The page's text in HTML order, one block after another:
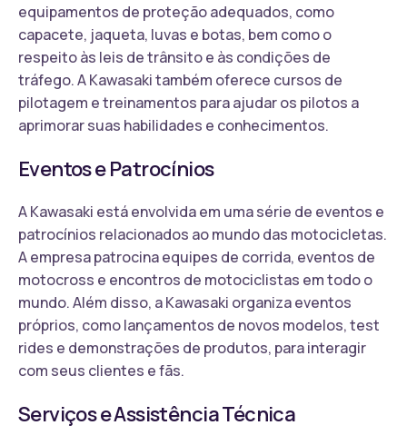
equipamentos de proteção adequados, como
capacete, jaqueta, luvas e botas, bem como o
respeito às leis de trânsito e às condições de
tráfego. A Kawasaki também oferece cursos de
pilotagem e treinamentos para ajudar os pilotos a
aprimorar suas habilidades e conhecimentos.
Eventos e Patrocínios
A Kawasaki está envolvida em uma série de eventos e
patrocínios relacionados ao mundo das motocicletas.
A empresa patrocina equipes de corrida, eventos de
motocross e encontros de motociclistas em todo o
mundo. Além disso, a Kawasaki organiza eventos
próprios, como lançamentos de novos modelos, test
rides e demonstrações de produtos, para interagir
com seus clientes e fãs.
Serviços e Assistência Técnica